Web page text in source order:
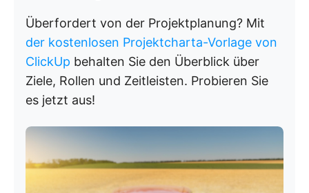
Überfordert von der Projektplanung? Mit
der kostenlosen Projektcharta-Vorlage von
ClickUp behalten Sie den Überblick über
Ziele, Rollen und Zeitleisten. Probieren Sie
es jetzt aus!